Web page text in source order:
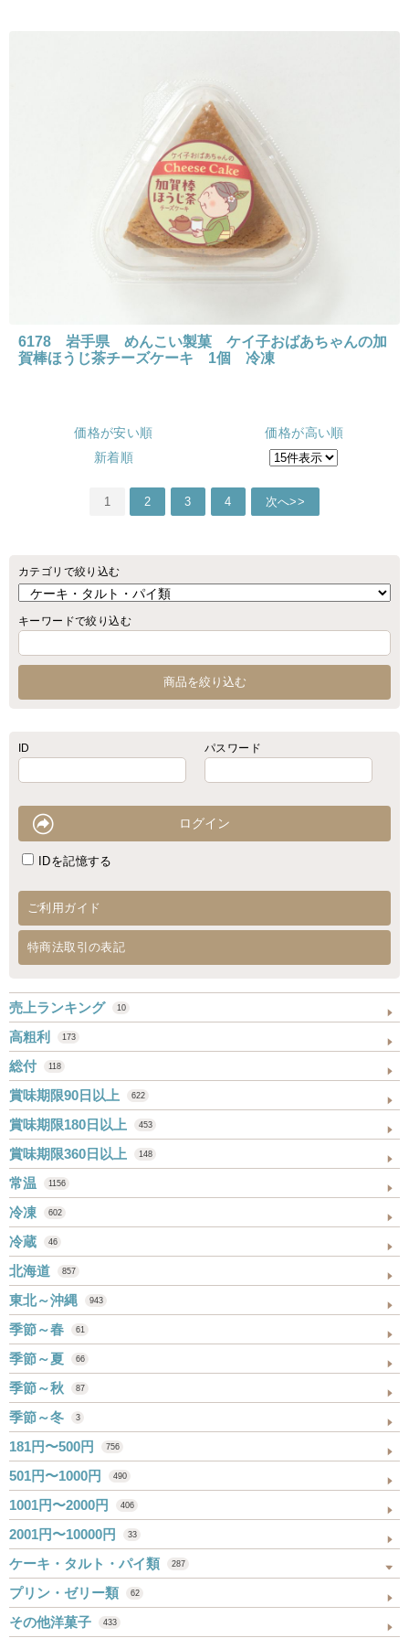
6178 岩手県 めんこい製菓 ケイ子おばあちゃんの加
賀棒ほうじ茶チーズケーキ 1個 冷凍
価格が安い順
価格が高い順
新着順
1 2 3 4 次へ>>
カテゴリで絞り込む
キーワードで絞り込む
ID パスワード
IDを記憶する
ご利用ガイド
特商法取引の表記
売上ランキング 10
高粗利 173
総付 118
賞味期限90日以上 622
賞味期限180日以上 453
賞味期限360日以上 148
常温 1156
冷凍 602
冷蔵 46
北海道 857
東北～沖縄 943
季節～春 61
季節～夏 66
季節～秋 87
季節～冬 3
181円〜500円 756
501円〜1000円 490
1001円〜2000円 406
2001円〜10000円 33
ケーキ・タルト・パイ類 287
プリン・ゼリー類 62
その他洋菓子 433